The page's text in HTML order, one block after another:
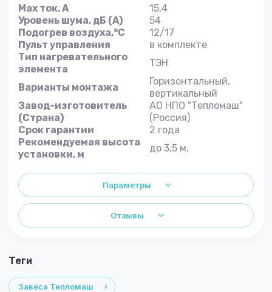
Max ток, A
15,4
Уровень шума, дБ (А)
54
Подогрев воздуха,°С
12/17
Пульт управления
в комплекте
Тип нагревательного
элемента
ТЭН
Варианты монтажа
Горизонтальный,
вертикальный
Завод-изготовитель
(Страна)
АО НПО "Тепломаш"
(Россия)
Срок гарантии
2 года
Рекомендуемая высота
установки, м
до 3,5 м.
Параметры
Отзывы
теги
Завеса Тепломаш